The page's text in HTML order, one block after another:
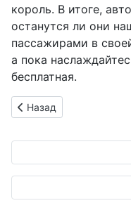
король. В итоге,
останутся ли они
пассажирами в
а пока
бесплатная.
Предыдущий: Демо HMI
Назад